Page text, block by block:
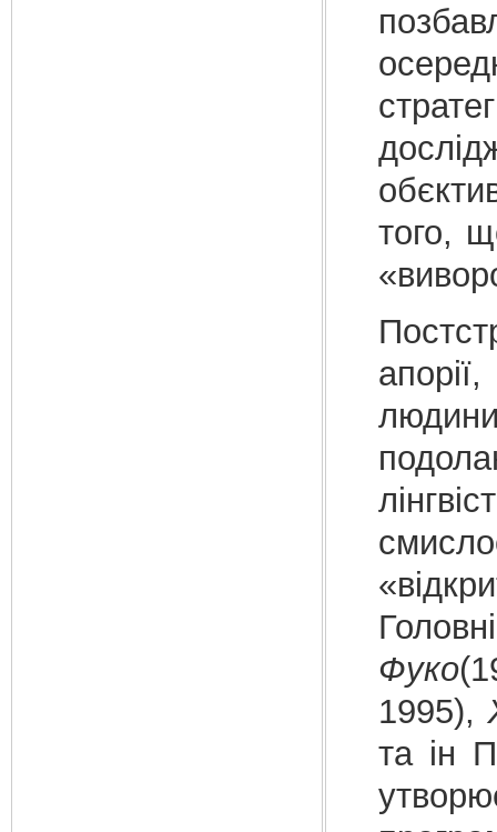
того,
Фуко
1995),
та ін